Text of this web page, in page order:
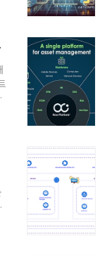
유지